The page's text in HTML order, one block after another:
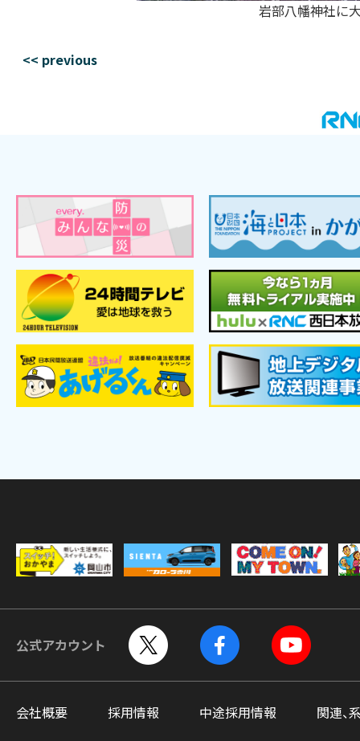
岩部八幡神社に
<< previous
公式アカウント
会社概要 採用情報 中途採用情報 関連、